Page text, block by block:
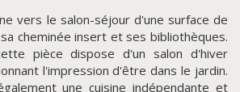
vers le salon-séjour d'une surface de
cheminée insert et ses bibliothèques.
pièce dispose d'un salon d'hiver
l'impression d'être dans le jardin.
une cuisine indépendante et